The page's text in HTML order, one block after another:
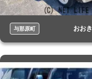
与那原町 おおき